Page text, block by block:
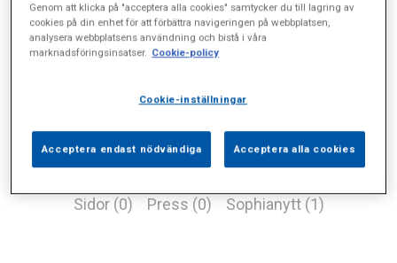
Alla (2) Vårdgivare (0) Specialister (0)
Sidor (0) Press (0) Sophianytt (1)
Genom att klicka på "acceptera alla cookies" samtycker du till lagring av
cookies på din enhet för att förbättra navigeringen på webbplatsen,
analysera webbplatsens användning och bistå i våra
marknadsföringsinsatser. Cookie-policy
Cookie-inställningar
Acceptera endast nödvändiga Acceptera alla cookies